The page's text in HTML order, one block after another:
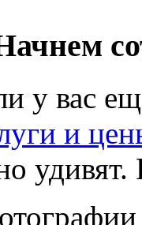
у вас
и